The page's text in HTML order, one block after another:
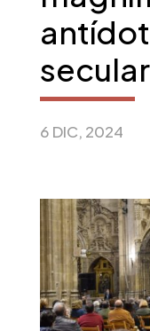
6 DIC, 2024